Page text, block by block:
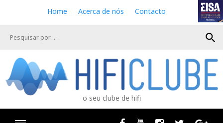
e
Home Acerca de nós Contacto
search
o seu clube de hifi